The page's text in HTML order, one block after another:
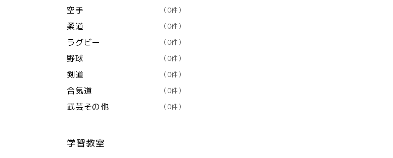
空手 （0件）
柔道 （0件）
ラグビー （0件）
野球 （0件）
剣道 （0件）
合気道 （0件）
武芸その他 （0件）
学習教室